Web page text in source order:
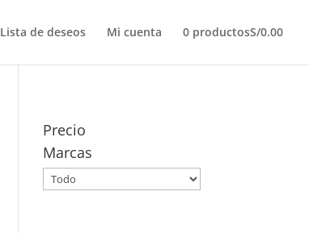
Lista de deseos Mi cuenta 0 productosS/0.00
Precio
Marcas